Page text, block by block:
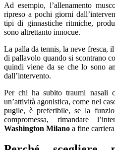
Ad esempio, l’allenamento
ripreso a pochi giorni
tipi di ginnastiche ritmiche,
sono altrettanto innocue.
La palla da tennis, la neve fresca,
di pallavolo quando si scontrano
quindi viene da se che lo sono
dall’intervento.
Per chi ha subito traumi nasali
un’attività agonistica, come nel
pugile, è preferibile, se la
compromessa, rimandare
Washington Milano a fine